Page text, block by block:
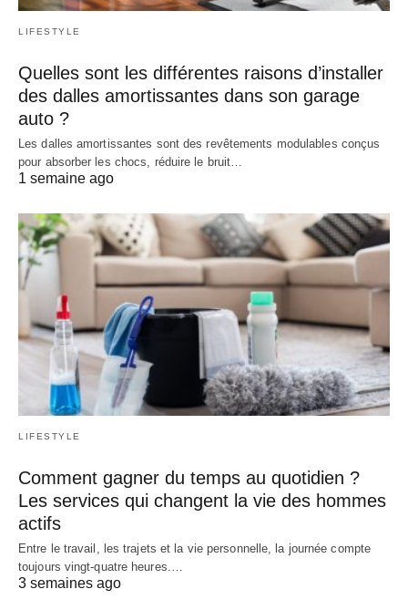
LIFESTYLE
Quelles sont les différentes raisons d’installer
des dalles amortissantes dans son garage
auto ?
Les dalles amortissantes sont des revêtements modulables conçus
pour absorber les chocs, réduire le bruit…
1 semaine ago
LIFESTYLE
Comment gagner du temps au quotidien ?
Les services qui changent la vie des hommes
actifs
Entre le travail, les trajets et la vie personnelle, la journée compte
toujours vingt-quatre heures.…
3 semaines ago